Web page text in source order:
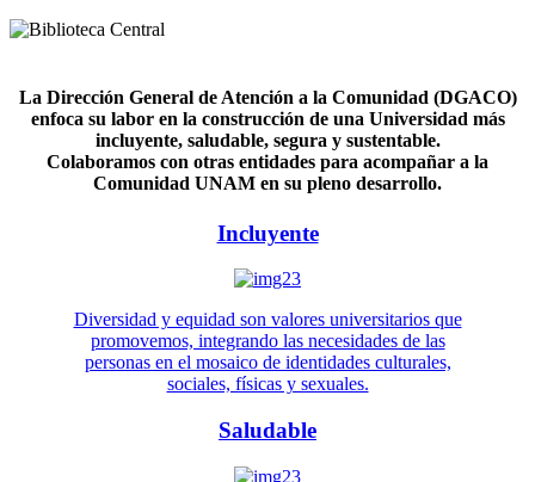
La Dirección General de Atención a la Comunidad (DGACO)
enfoca su labor en la construcción de una Universidad más
incluyente, saludable, segura y sustentable.
Colaboramos con otras entidades para acompañar a la
Comunidad UNAM en su pleno desarrollo.
Incluyente
Diversidad y equidad son valores universitarios que
promovemos, integrando las necesidades de las
personas en el mosaico de identidades culturales,
sociales, físicas y sexuales.
Saludable